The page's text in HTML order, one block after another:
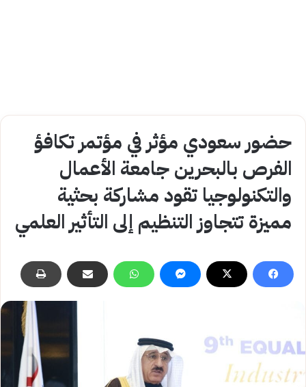
حضور سعودي مؤثر في مؤتمر تكافؤ
الفرص بالبحرين جامعة الأعمال
والتكنولوجيا تقود مشاركة بحثية
مميزة تتجاوز التنظيم إلى التأثير العلمي